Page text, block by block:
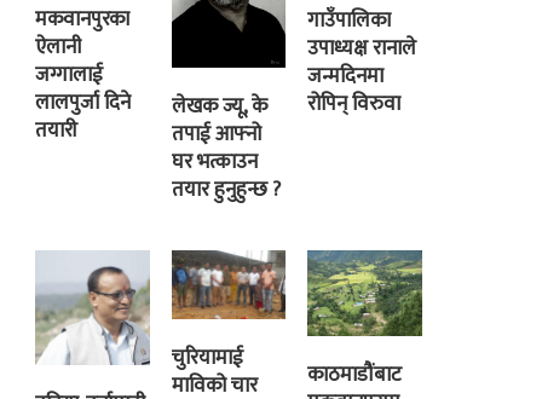
मकवानपुरका
ऐलानी
जग्गालाई
लालपुर्जा दिने
तयारी
लेखक ज्यू, के
तपाई आफ्नो
घर भत्काउन
तयार हुनुहुन्छ ?
गाउँपालिका
उपाध्यक्ष रानाले
जन्मदिनमा
रोपिन् विरुवा
चुरियामाई
माविको चार
काठमाडौंबाट